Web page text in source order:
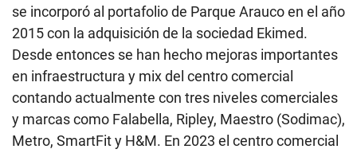
se incorporó al portafolio de Parque Arauco en el año
2015 con la adquisición de la sociedad Ekimed.
Desde entonces se han hecho mejoras importantes
en infraestructura y mix del centro comercial
contando actualmente con tres niveles comerciales
y marcas como Falabella, Ripley, Maestro (Sodimac),
Metro, SmartFit y H&M. En 2023 el centro comercial